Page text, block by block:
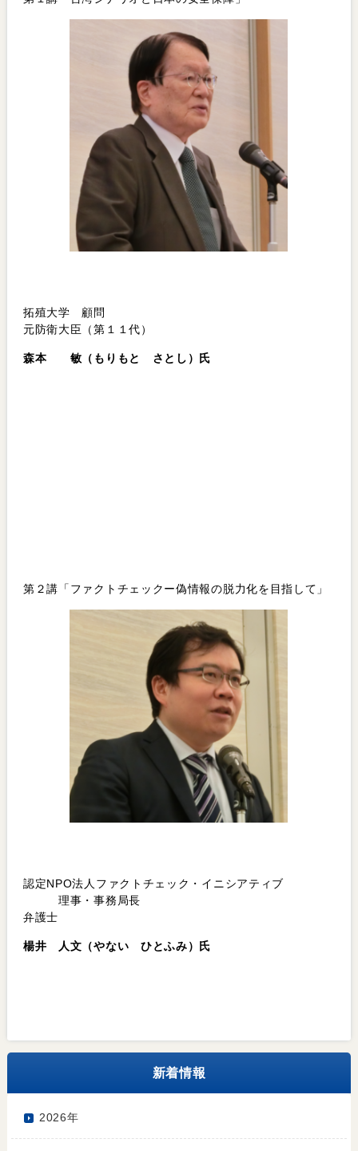
拓殖大学 顧問
元防衛大臣（第１１代）
森本 敏（もりもと さとし）氏
第２講「ファクトチェックー偽情報の脱力化を目指して」
認定NPO法人ファクトチェック・イニシアティブ
理事・事務局長
弁護士
楊井 人文（やない ひとふみ）氏
新着情報
2026年